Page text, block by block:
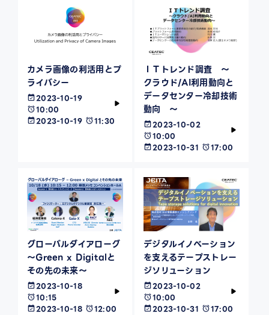
カメラ画像の利活用とプ
ライバシー
2023-10-19
10:00
2023-10-19
11:30
ＩＴトレンド調査 ～
クラウド/AI利用動向と
データセンター冷却技術
動向 ～
2023-10-02
10:00
2023-10-31
17:00
グローバルダイアローグ
～Green x Digitalと
その先の未来～
2023-10-18
10:15
2023-10-18
12:00
デジタルイノベーション
を支えるテープストレー
ジソリューション
2023-10-02
10:00
2023-10-31
17:00